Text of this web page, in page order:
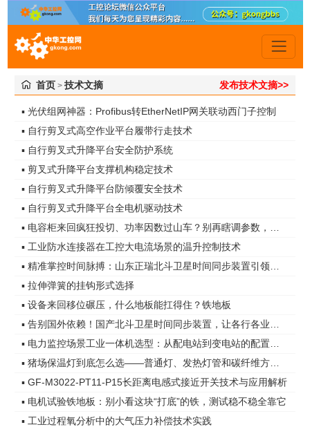
首页 > 技术文摘 发布技术文摘>>
▪ 光伏组网神器：Profibus转EtherNetIP网关联动西门子控制
▪ 自行剪叉式高空作业平台履带行走技术
▪ 自行剪叉式升降平台安全防护系统
▪ 剪叉式升降平台支撑机构稳定技术
▪ 自行剪叉式升降平台防倾覆安全技术
▪ 自行剪叉式升降平台全电机驱动技术
▪ 工业防水连接器在工控大电流场景的温升控制技术
▪ 拉伸弹簧的挂钩形式选择
▪ 设备来回移位碾压，什么地板能扛得住？铁地板
▪ GF-M3022-PT11-P15长距离电感式接近开关技术与应用解析
▪ 电机试验铁地板：别小看这块“打底”的铁，测试稳不稳全靠它
▪ 工业过程氧分析中的大气压力补偿技术实践